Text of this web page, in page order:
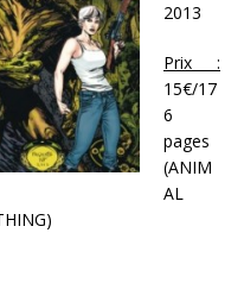
2013
Prix :
15€/17
6
pages
(ANIM
AL